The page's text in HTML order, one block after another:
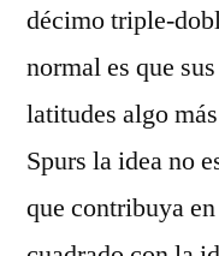
décimo triple-
normal es que
latitudes algo
Spurs la idea no
que contribuya